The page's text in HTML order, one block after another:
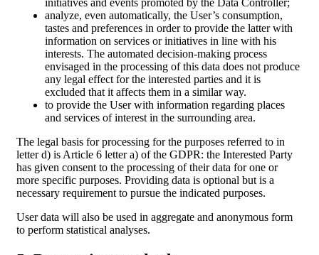
initiatives and events promoted by the Data Controller;
analyze, even automatically, the User’s consumption,
tastes and preferences in order to provide the latter with
information on services or initiatives in line with his
interests. The automated decision-making process
envisaged in the processing of this data does not produce
any legal effect for the interested parties and it is
excluded that it affects them in a similar way.
to provide the User with information regarding places
and services of interest in the surrounding area.
The legal basis for processing for the purposes referred to in
letter d) is Article 6 letter a) of the GDPR: the Interested Party
has given consent to the processing of their data for one or
more specific purposes. Providing data is optional but is a
necessary requirement to pursue the indicated purposes.
User data will also be used in aggregate and anonymous form
to perform statistical analyses.